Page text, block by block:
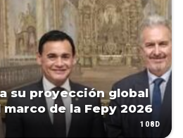
su proyección global
de la Fepy 2026
108D